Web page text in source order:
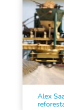
Alex